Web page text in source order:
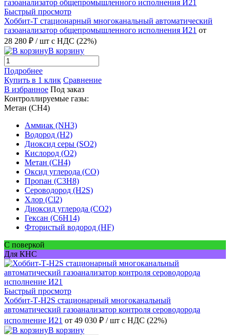
Быстрый просмотр
Хоббит-Т стационарный многоканальный автоматический
газоанализатор общепромышленного исполнения И21 от
28 280 ₽ / шт с НДС (22%)
В корзину
Подробнее
Купить в 1 клик Сравнение
В избранное Под заказ
Контроллируемые газы:
Метан (CH4)
Аммиак (NH3)
Водород (H2)
Диоксид серы (SO2)
Кислород (O2)
Метан (CH4)
Оксид углерода (CO)
Пропан (C3H8)
Сероводород (H2S)
Хлор (Cl2)
Диоксид углерода (CO2)
Гексан (C6H14)
Фтористый водород (HF)
С поверкой
Для КНС
Быстрый просмотр
Хоббит-Т-H2S стационарный многоканальный
автоматический газоанализатор контроля сероводорода
исполнение И21 от 49 030 ₽ / шт с НДС (22%)
В корзину